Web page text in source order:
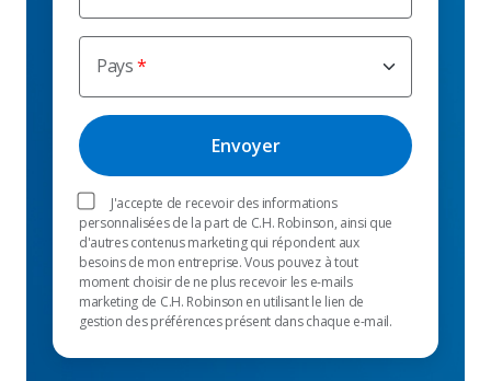
Pays
J'accepte de recevoir des informations
personnalisées de la part de C.H. Robinson, ainsi que
d'autres contenus marketing qui répondent aux
besoins de mon entreprise. Vous pouvez à tout
moment choisir de ne plus recevoir les e-mails
marketing de C.H. Robinson en utilisant le lien de
gestion des préférences présent dans chaque e-mail.